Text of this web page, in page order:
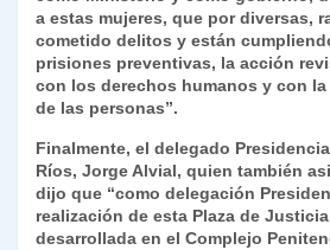
a estas mujeres, que por diversas,
cometido delitos y están
prisiones preventivas, la acción
con los derechos humanos y con
de las personas”.
Finalmente, el delegado
Ríos, Jorge Alvial, quien también
dijo que “como delegación
realización de esta Plaza de
desarrollada en el Complejo